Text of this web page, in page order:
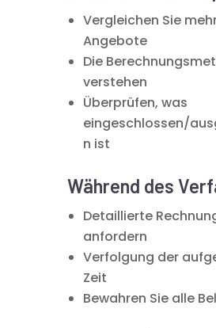
Vergleichen Sie
Angebote
Die
verstehen
Überprüfen, was
eingeschlossen/
n ist
Während des
Detaillierte
anfordern
Verfolgung der
Zeit
Bewahren Sie alle